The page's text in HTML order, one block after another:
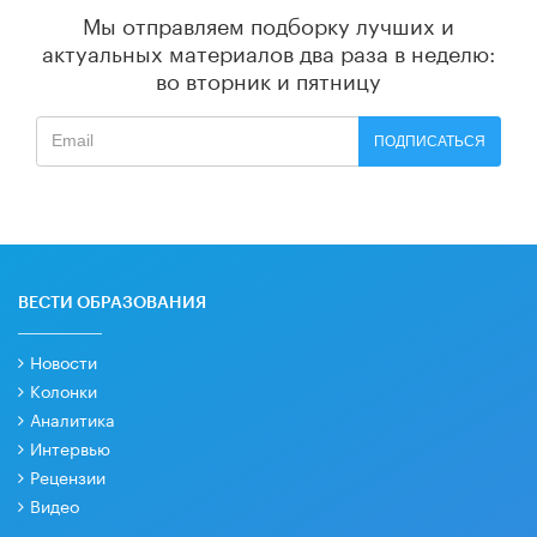
Мы отправляем подборку лучших и
актуальных материалов два раза в неделю:
во вторник и пятницу
ПОДПИСАТЬСЯ
ВЕСТИ ОБРАЗОВАНИЯ
Новости
Колонки
Аналитика
Интервью
Рецензии
Видео